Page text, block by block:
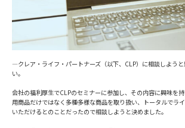
―クレア・ライフ・パートナーズ（以下、CLP）に相談しよう
い。
会社の福利厚生でCLPのセミナーに参加し、その内容に興味を
用商品だけではなく多種多様な商品を取り扱い、トータルでラ
いただけるとのことだったので相談しようと決めました。